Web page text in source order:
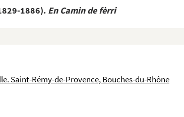
1886). En Camin de fèrri
Saint-Rémy-de-Provence, Bouches-du-Rhône